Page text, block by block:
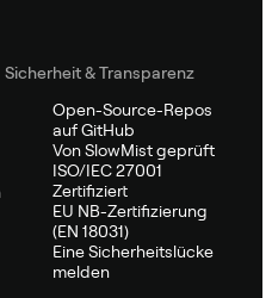
Sicherheit & Transparenz
Open-Source-Repos
auf GitHub
Von SlowMist geprüft
ISO/IEC 27001
Zertifiziert
EU NB-Zertifizierung
(EN 18031)
Eine Sicherheitslücke
melden